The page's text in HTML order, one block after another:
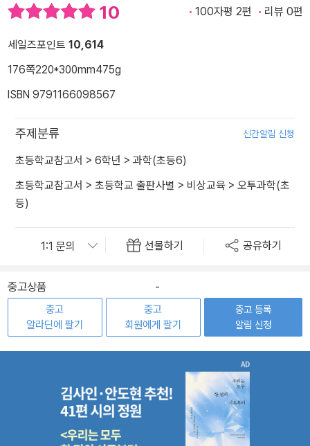
10 100자평 2편 리뷰 0편
세일즈포인트 10,614
176쪽220*300mm475g
ISBN 9791166098567
주제분류 신간알림 신청
초등학교참고서 > 6학년 > 과학(초등6)
초등학교참고서 > 초등학교 출판사별 > 비상교육 > 오투과학(초
등)
선물하기 공유하기
중고상품 -
중고
알라딘에 팔기
중고
회원에게 팔기
중고 등록
알림 신청